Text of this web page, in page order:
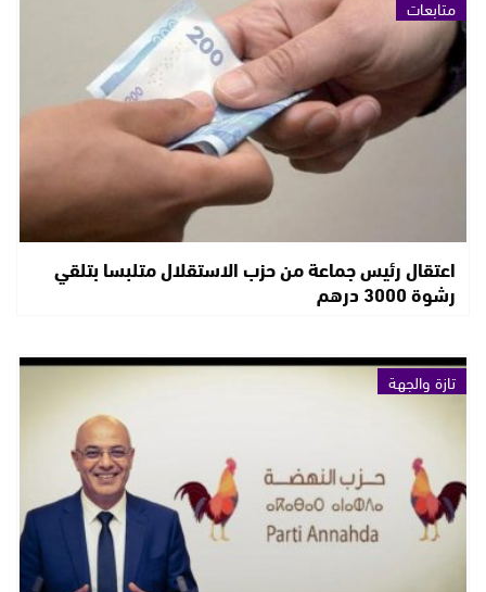
متابعات
اعتقال رئيس جماعة من حزب الاستقلال متلبسا بتلقي
رشوة 3000 درهم
تازة والجهة